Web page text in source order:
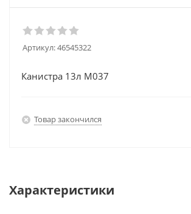
Артикул:46545322
Канистра 13л М037
Товар закончился
Характеристики